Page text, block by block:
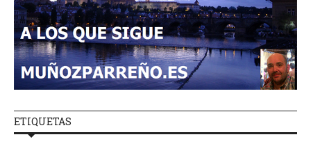
ETIQUETAS